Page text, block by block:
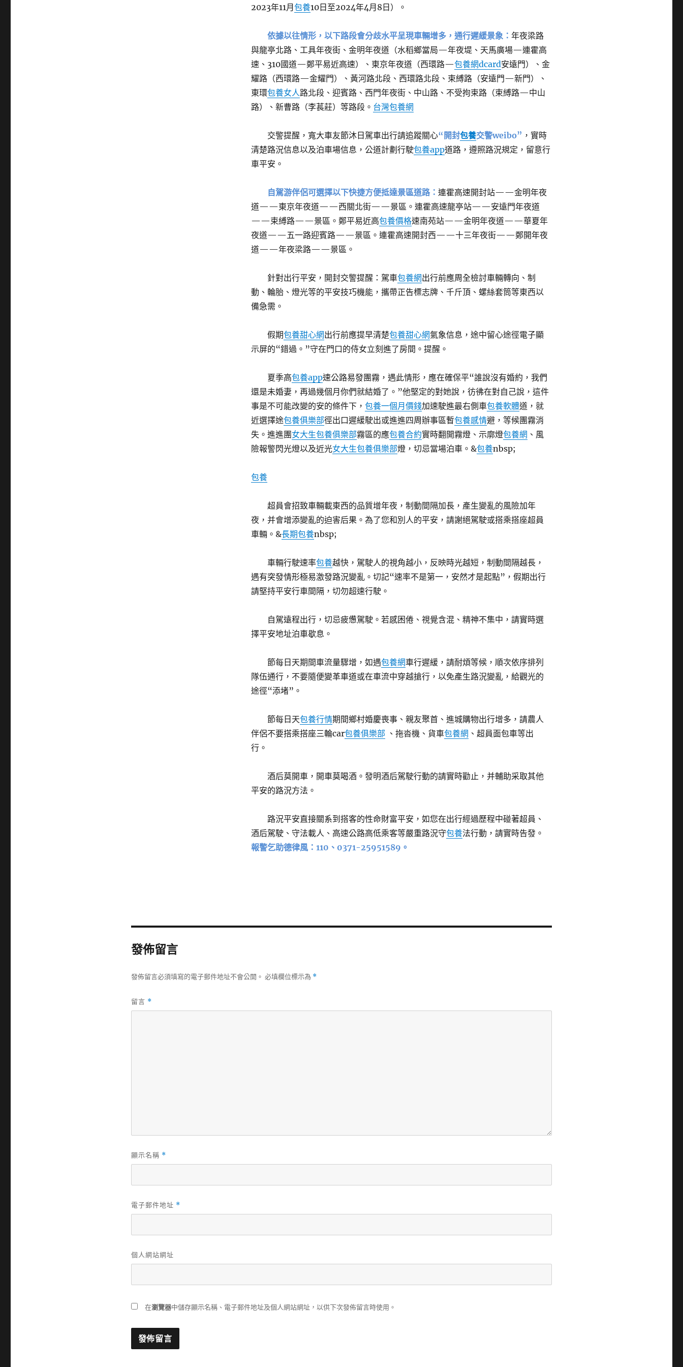
2023年11月包養10日至2024年4月8日）。
依據以往情形，以下路段會分歧水平呈現車輛增多，通行遲緩景象：年夜梁路
與龍亭北路、工具年夜街、金明年夜道（水稻鄉當局—年夜堤、天馬廣場—連霍高
速、310國道—鄭平易近高速）、東京年夜道（西環路—包養網dcard安遠門）、金
耀路（西環路—金耀門）、黃河路北段、西環路北段、束縛路（安遠門—新門）、
東環包養女人路北段、迎賓路、西門年夜街、中山路、不受拘束路（束縛路—中山
路）、新曹路（李萇莊）等路段。 台灣包養網
交警提醒，寬大車友節沐日駕車出行請追蹤關心“開封包養交警weibo” ，實時
清楚路況信息以及泊車場信息，公道計劃行駛包養app道路，遵照路況規定，留意行
車平安。
自駕游伴侶可選擇以下快捷方便抵達景區道路：連霍高速開封站——金明年夜
道——東京年夜道——西關北街——景區。連霍高速龍亭站——安遠門年夜道
——束縛路——景區。鄭平易近高包養價格速南苑站——金明年夜道——華夏年
夜道——五一路迎賓路——景區。連霍高速開封西——十三年夜街——鄭開年夜
道——年夜梁路——景區。
針對出行平安，開封交警提醒：駕車包養網出行前應周全檢討車輛轉向、制
動、輪胎、燈光等的平安技巧機能，攜帶正告標志牌、千斤頂、螺絲套筒等東西以
備急需。
假期包養甜心網出行前應提早清楚包養甜心網氣象信息，途中留心途徑電子顯
示屏的“錯過。”守在門口的侍女立刻進了房間。提醒。
夏季高包養app速公路易發團霧，遇此情形，應在確保平“誰說沒有婚約，我們
還是未婚妻，再過幾個月你們就結婚了。”他堅定的對她說，彷彿在對自己說，這件
事是不可能改變的安的條件下，包養一個月價錢加速駛進最右側車包養軟體道，就
近選擇途包養俱樂部徑出口遲緩駛出或進進四周辦事區暫包養感情避，等候團霧消
失。進進團女大生包養俱樂部霧區的應包養合約實時翻開霧燈、示廓燈包養網 、風
險報警閃光燈以及近光女大生包養俱樂部燈，切忌當場泊車。&包養nbsp;
包養
超員會招致車輛載東西的品質增年夜，制動間隔加長，產生變亂的風險加年
夜，并會增添變亂的迫害后果。為了您和別人的平安，請謝絕駕駛或搭乘搭座超員
車輛。&長期包養nbsp;
車輛行駛速率包養越快，駕駛人的視角越小，反映時光越短，制動間隔越長，
遇有突發情形極易激發路況變亂。切記“速率不是第一，安然才是起點”，假期出行
請堅持平安行車間隔，切勿超速行駛。
自駕遠程出行，切忌疲憊駕駛。若感困倦、視覺含混、精神不集中，請實時選
擇平安地址泊車歇息。
節每日天期間車流量驟增，如遇包養網車行遲緩，請耐煩等候，順次依序排列
隊伍通行，不要隨便變革車道或在車流中穿越搶行，以免產生路況變亂，給觀光的
途徑“添堵”。
節每日天包養行情期間鄉村婚慶喪事、親友聚首、進城購物出行增多，請農人
伴侶不要搭乘搭座三輪car包養俱樂部 、拖沓機、貨車包養網 、超員面包車等出
行。
酒后莫開車，開車莫喝酒。發明酒后駕駛行動的請實時勸止，并輔助采取其他
平安的路況方法。
路況平安直接關系到搭客的性命財富平安，如您在出行經過歷程中碰著超員、
酒后駕駛、守法載人、高速公路高低乘客等嚴重路況守包養法行動，請實時告發。
報警乞助德律風：110、0371-25951589。
發佈留言
發佈留言必須填寫的電子郵件地址不會公開。 必填欄位標示為 *
留言 *
顯示名稱 *
電子郵件地址 *
個人網站網址
在瀏覽器中儲存顯示名稱、電子郵件地址及個人網站網址，以供下次發佈留言時使用。